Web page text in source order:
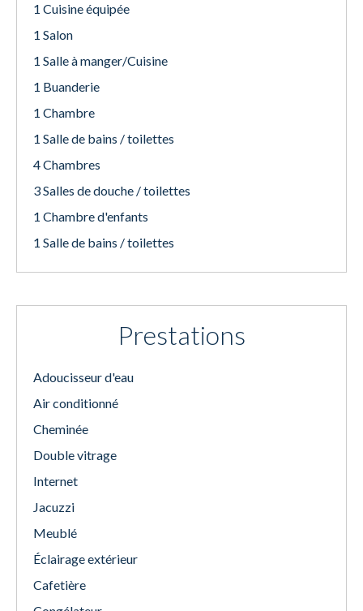
1 Cuisine équipée
1 Salon
1 Salle à manger/Cuisine
1 Buanderie
1 Chambre
1 Salle de bains / toilettes
4 Chambres
3 Salles de douche / toilettes
1 Chambre d'enfants
1 Salle de bains / toilettes
Prestations
Adoucisseur d'eau
Air conditionné
Cheminée
Double vitrage
Internet
Jacuzzi
Meublé
Éclairage extérieur
Cafetière